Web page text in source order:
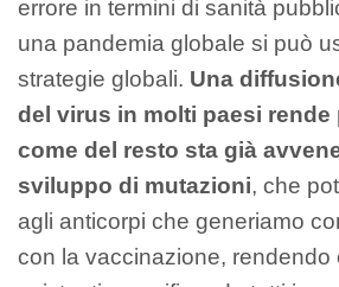
errore in termini di sanità
una pandemia globale si può
strategie globali. Una
del virus in molti paesi rende
come del resto sta già
sviluppo di mutazioni, che
agli anticorpi che generiamo
con la vaccinazione, rendendo